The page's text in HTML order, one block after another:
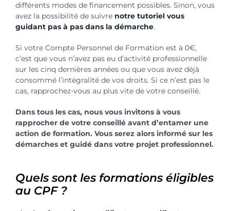
différents modes de financement possibles. Sinon, vous
avez la possibilité de suivre notre tutoriel vous
guidant pas à pas dans la démarche.
Si votre Compte Personnel de Formation est à 0€,
c’est que vous n’avez pas eu d’activité professionnelle
sur les cinq dernières années ou que vous avez déjà
consommé l’intégralité de vos droits. Si ce n’est pas le
cas, rapprochez-vous au plus vite de votre conseillé.
Dans tous les cas, nous vous invitons à vous
rapprocher de votre conseillé avant d’entamer une
action de formation. Vous serez alors informé sur les
démarches et guidé dans votre projet professionnel.
Quels sont les formations éligibles
au CPF ?